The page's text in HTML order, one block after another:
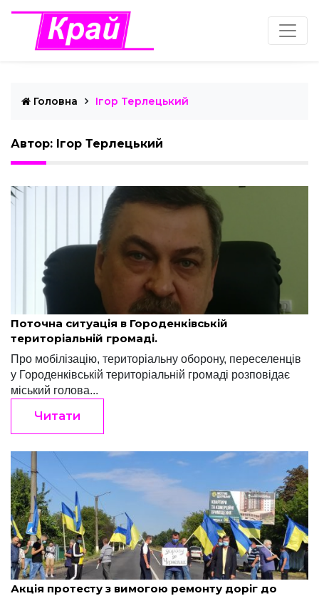
Головна Ігор Терлецький
Автор: Ігор Терлецький
Ігор Терлецький Лютий 26, 2022
Поточна ситуація в Городенківській
територіальній громаді.
Про мобілізацію, територіальну оборону, переселенців
у Городенківській територіальній громаді розповідає
міський голова...
Читати
Ігор Терлецький Вересень 2, 2020
Акція протесту з вимогою ремонту доріг до